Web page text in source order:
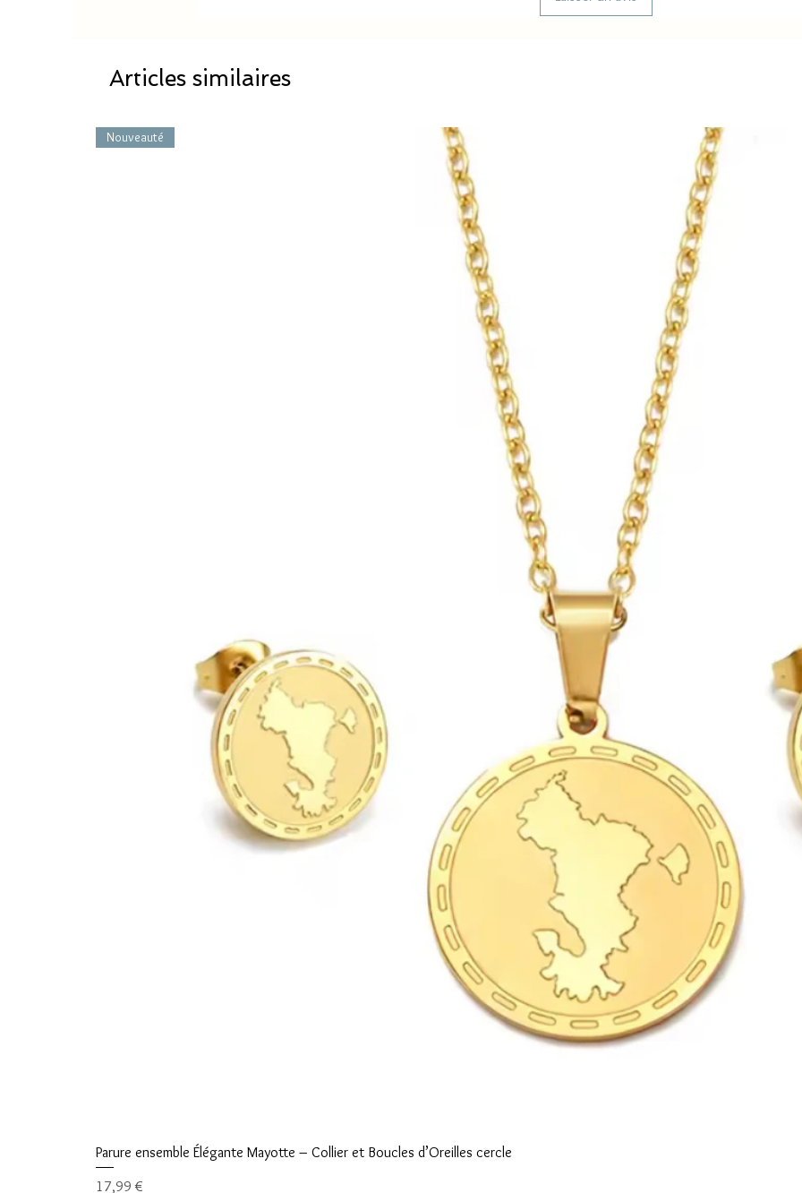
Articles similaires
Nouveauté
Parure ensemble Élégante Mayotte – Collier et Boucles d’Oreilles cercle
Prix
17,99 €